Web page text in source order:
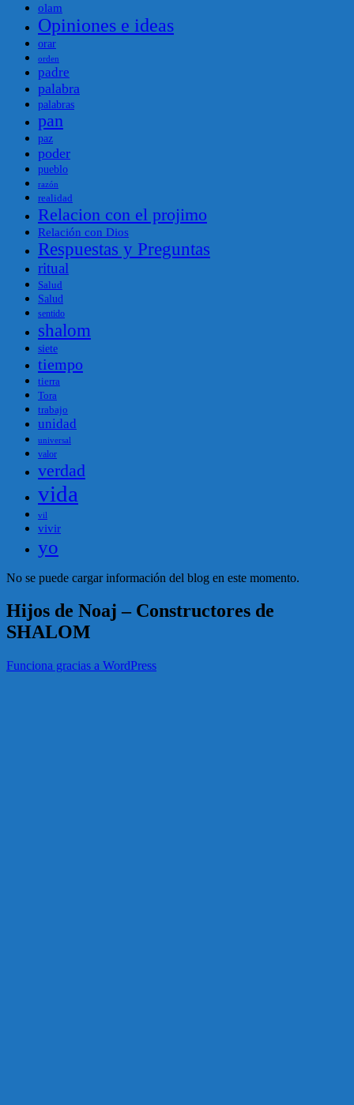
olam
Opiniones e ideas
orar
orden
padre
palabra
palabras
pan
paz
poder
pueblo
razón
realidad
Relacion con el projimo
Relación con Dios
Respuestas y Preguntas
ritual
Salud
Salud
sentido
shalom
siete
tiempo
tierra
Tora
trabajo
unidad
universal
valor
verdad
vida
vil
vivir
yo
No se puede cargar información del blog en este momento.
Hijos de Noaj – Constructores de
SHALOM
Funciona gracias a WordPress